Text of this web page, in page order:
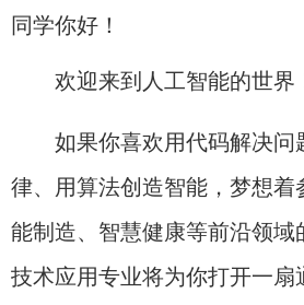
同学你好！
欢迎来到人工智能的世界
如果你喜欢用代码解决问
律、用算法创造智能，梦想着
能制造、智慧健康等前沿领域
技术应用专业将为你打开一扇